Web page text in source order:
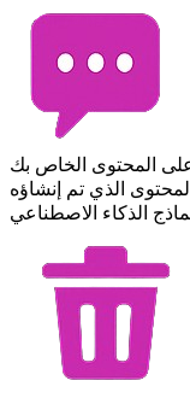
المحتوى الخاص بك
الذي تم إنشاؤه